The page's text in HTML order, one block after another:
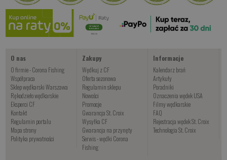
od 32.00 PLN
Kup teraz >
O nas
O firmie - Corona Fishing
Współpraca
Sklep wędkarski Warszawa
Rękodzieło wędkarskie
Eksperci CF
Kontakt
Regulamin portalu
Mapa strony
Polityka prywatności
Zakupy
Wędkuj z CF
Oferta sezonowa
Regulamin sklepu
Nowości
Promocje
Gwarancja St. Croix
Wysyłka CF
Gwarancja na przynęty
Serwis - wędki Corona
Fishing
Informacje
Kalendarz brań
Artykuły
Poradniki
Oznaczenia wędek USA
Filmy wędkarskie
FAQ
Rejestracja wędek St. Croix
Technologia St. Croix